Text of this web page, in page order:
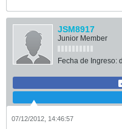
JSM8917
Junior Member
Fecha de Ingreso:
07/12/2012, 14:46:57